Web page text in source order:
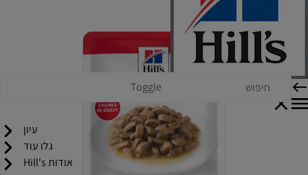
Toggle
עיון
גלו עוד
אודות Hill's